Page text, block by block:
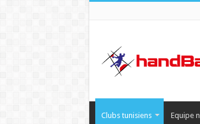
Clubs tunisiens Equipe